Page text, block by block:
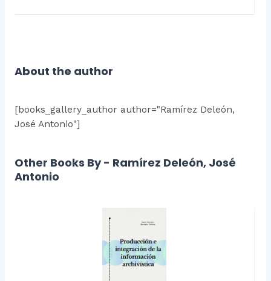
About the author
[books_gallery_author author="Ramírez Deleón,
José Antonio"]
Other Books By - Ramírez Deleón, José
Antonio